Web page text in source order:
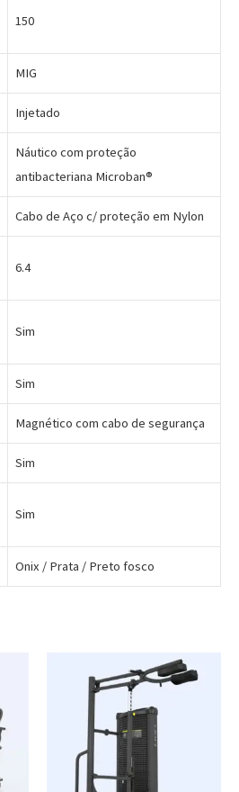
150
MIG
Injetado
Náutico com proteção
antibacteriana Microban®
Cabo de Aço c/ proteção em Nylon
6.4
Sim
Sim
Magnético com cabo de segurança
Sim
Sim
Onix / Prata / Preto fosco